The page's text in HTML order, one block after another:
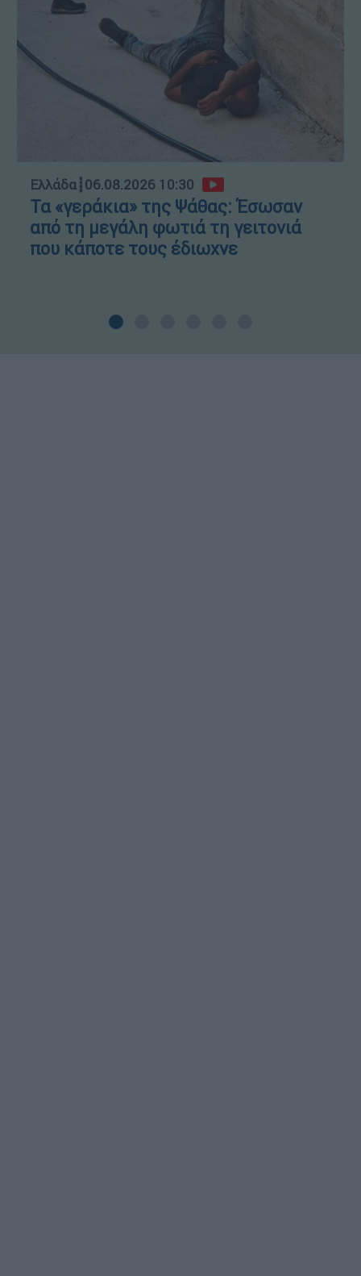
Ελλάδα┋06.08.2026 10:30
Τα «γεράκια» της Ψάθας: Έσωσαν
από τη μεγάλη φωτιά τη γειτονιά
που κάποτε τους έδιωχνε